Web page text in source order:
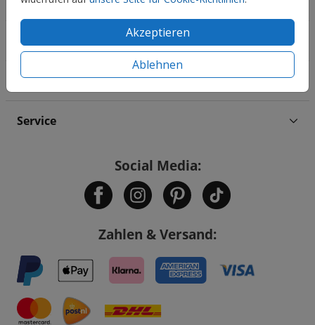
Akzeptieren
Ablehnen
Familie & Feiertage
Informationen
Service
Social Media:
Zahlen & Versand: